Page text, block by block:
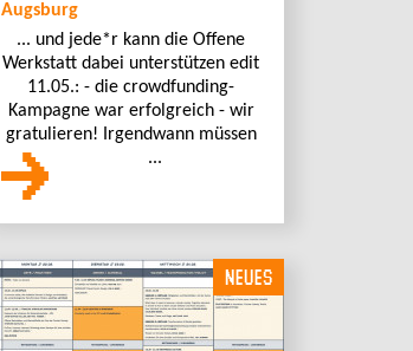
Augsburg
... und jede*r kann die Offene
Werkstatt dabei unterstützen edit
11.05.: - die crowdfunding-
Kampagne war erfolgreich - wir
gratulieren! Irgendwann müssen
...
NEUES